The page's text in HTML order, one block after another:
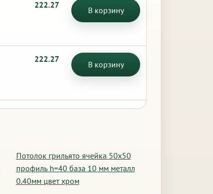
222.27
В корзину
222.27
В корзину
Потолок грильято ячейка 50х50
профиль h=40 база 10 мм металл
0.40мм цвет хром